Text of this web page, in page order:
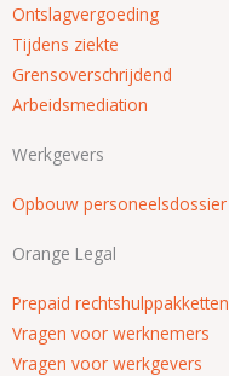
Ontslagvergoeding
Tijdens ziekte
Grensoverschrijdend
Arbeidsmediation
Werkgevers
Opbouw personeelsdossier
Orange Legal
Prepaid rechtshulppakketten
Vragen voor werknemers
Vragen voor werkgevers